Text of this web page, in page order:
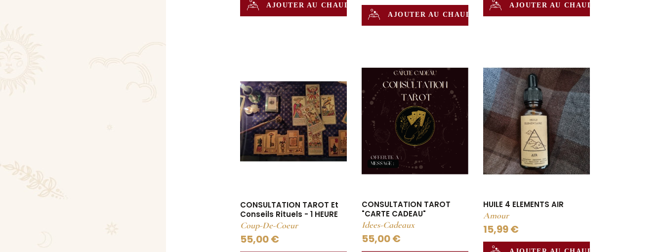
AJOUTER AU CHAUDRON
AJOUTER AU CHAUDRON
AJOUTER AU CHAUDRON
CONSULTATION TAROT Et
Conseils Rituels - 1 HEURE
Coup-De-Coeur
55,00 €
CONSULTATION TAROT
"CARTE CADEAU"
Idees-Cadeaux
55,00 €
HUILE 4 ELEMENTS AIR
Amour
15,99 €